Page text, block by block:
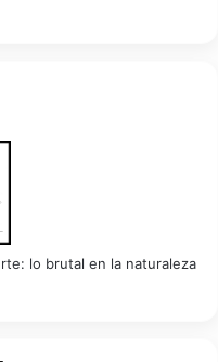
lo brutal en la naturaleza